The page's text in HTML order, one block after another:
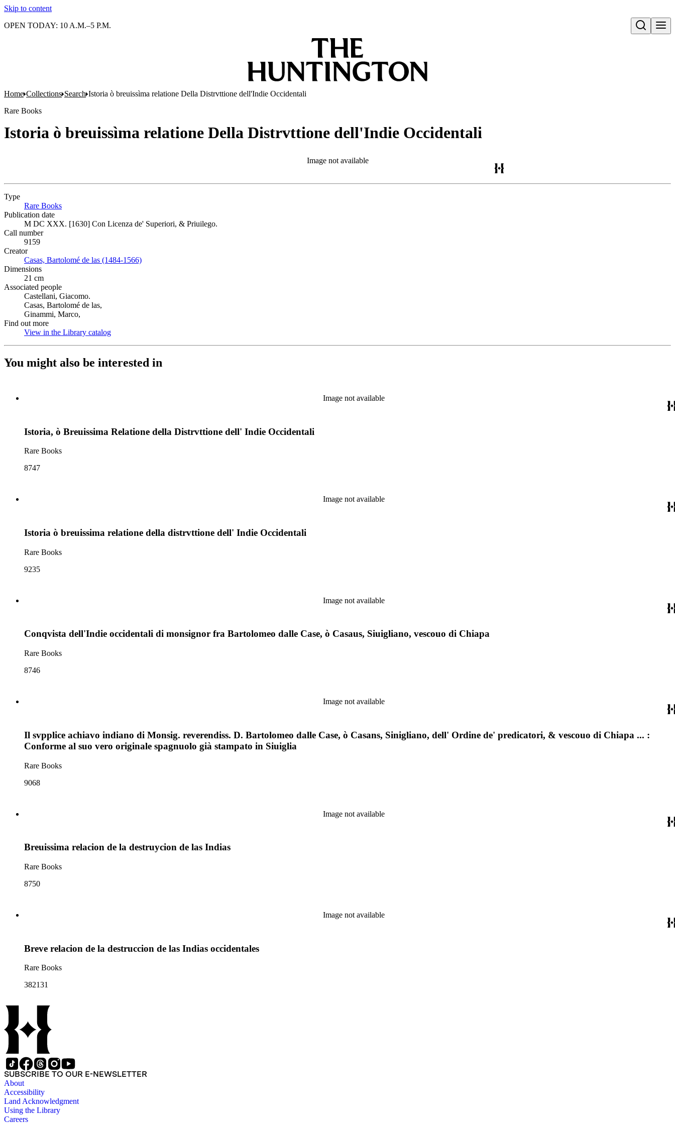
Skip to content
Open search
OPEN TODAY: 10 A.M.–5 P.M.
Home Collections Search Istoria ò breuissìma relatione Della Distrvttione dell'Indie Occidentali
Rare Books
Istoria ò breuissìma relatione Della Distrvttione dell'Indie Occidentali
Image not available
Type
Rare Books
Publication date
M DC XXX. [1630] Con Licenza de' Superiori, & Priuilego.
Call number
9159
Creator
Casas, Bartolomé de las (1484-1566)
Dimensions
21 cm
Associated people
Castellani, Giacomo.
Casas, Bartolomé de las,
Ginammi, Marco,
Find out more
View in the Library catalog
You might also be interested in
Image not available
Istoria, ò Breuissima Relatione della Distrvttione dell' Indie Occidentali
Rare Books
8747
Image not available
Istoria ò breuissima relatione della distrvttione dell' Indie Occidentali
Rare Books
9235
Image not available
Conqvista dell'Indie occidentali di monsignor fra Bartolomeo dalle Case, ò Casaus, Siuigliano, vescouo di Chiapa
Rare Books
8746
Image not available
Il svpplice achiavo indiano di Monsig. reverendiss. D. Bartolomeo dalle Case, ò Casans, Sinigliano, dell' Ordine de' predicatori, & vescouo di Chiapa ... :
Conforme al suo vero originale spagnuolo già stampato in Siuiglia
Rare Books
9068
Image not available
Breuissima relacion de la destruycion de las Indias
Rare Books
8750
Image not available
Breve relacion de la destruccion de las Indias occidentales
Rare Books
382131
SUBSCRIBE TO OUR E-NEWSLETTER
About
Accessibility
Land Acknowledgment
Using the Library
Careers